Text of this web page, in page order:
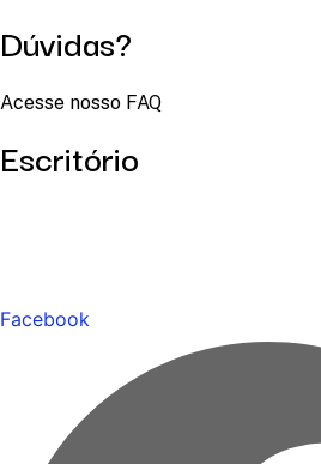
Dúvidas?
Acesse nosso FAQ
Escritório
Facebook